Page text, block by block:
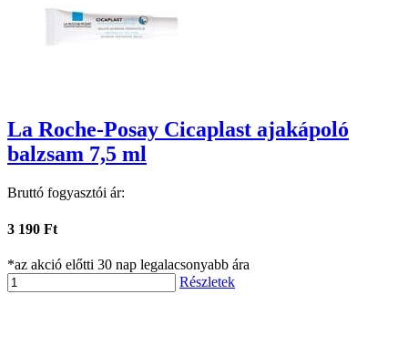
La Roche-Posay Cicaplast ajakápoló
balzsam 7,5 ml
Bruttó fogyasztói ár:
3 190 Ft
*az akció előtti 30 nap legalacsonyabb ára
Részletek